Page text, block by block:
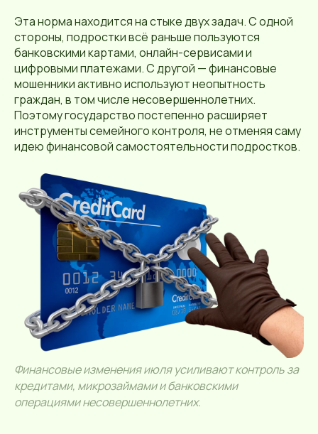
Эта норма находится на стыке двух задач. С одной
стороны, подростки всё раньше пользуются
банковскими картами, онлайн-сервисами и
цифровыми платежами. С другой — финансовые
мошенники активно используют неопытность
граждан, в том числе несовершеннолетних.
Поэтому государство постепенно расширяет
инструменты семейного контроля, не отменяя саму
идею финансовой самостоятельности подростков.
Финансовые изменения июля усиливают контроль за
кредитами, микрозаймами и банковскими
операциями несовершеннолетних.